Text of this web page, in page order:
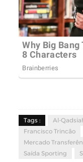
Tags : Al-
Francisco Trincão
Mercado
Saída Sporting